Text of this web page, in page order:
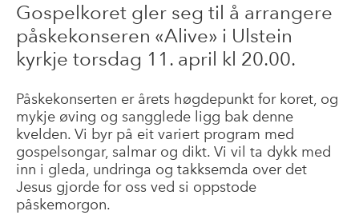
Gospelkoret gler seg til å arrangere
påskekonseren «Alive» i Ulstein
kyrkje torsdag 11. april kl 20.00.
Påskekonserten er årets høgdepunkt for koret, og
mykje øving og sangglede ligg bak denne
kvelden. Vi byr på eit variert program med
gospelsongar, salmar og dikt. Vi vil ta dykk med
inn i gleda, undringa og takksemda over det
Jesus gjorde for oss ved si oppstode
påskemorgon.